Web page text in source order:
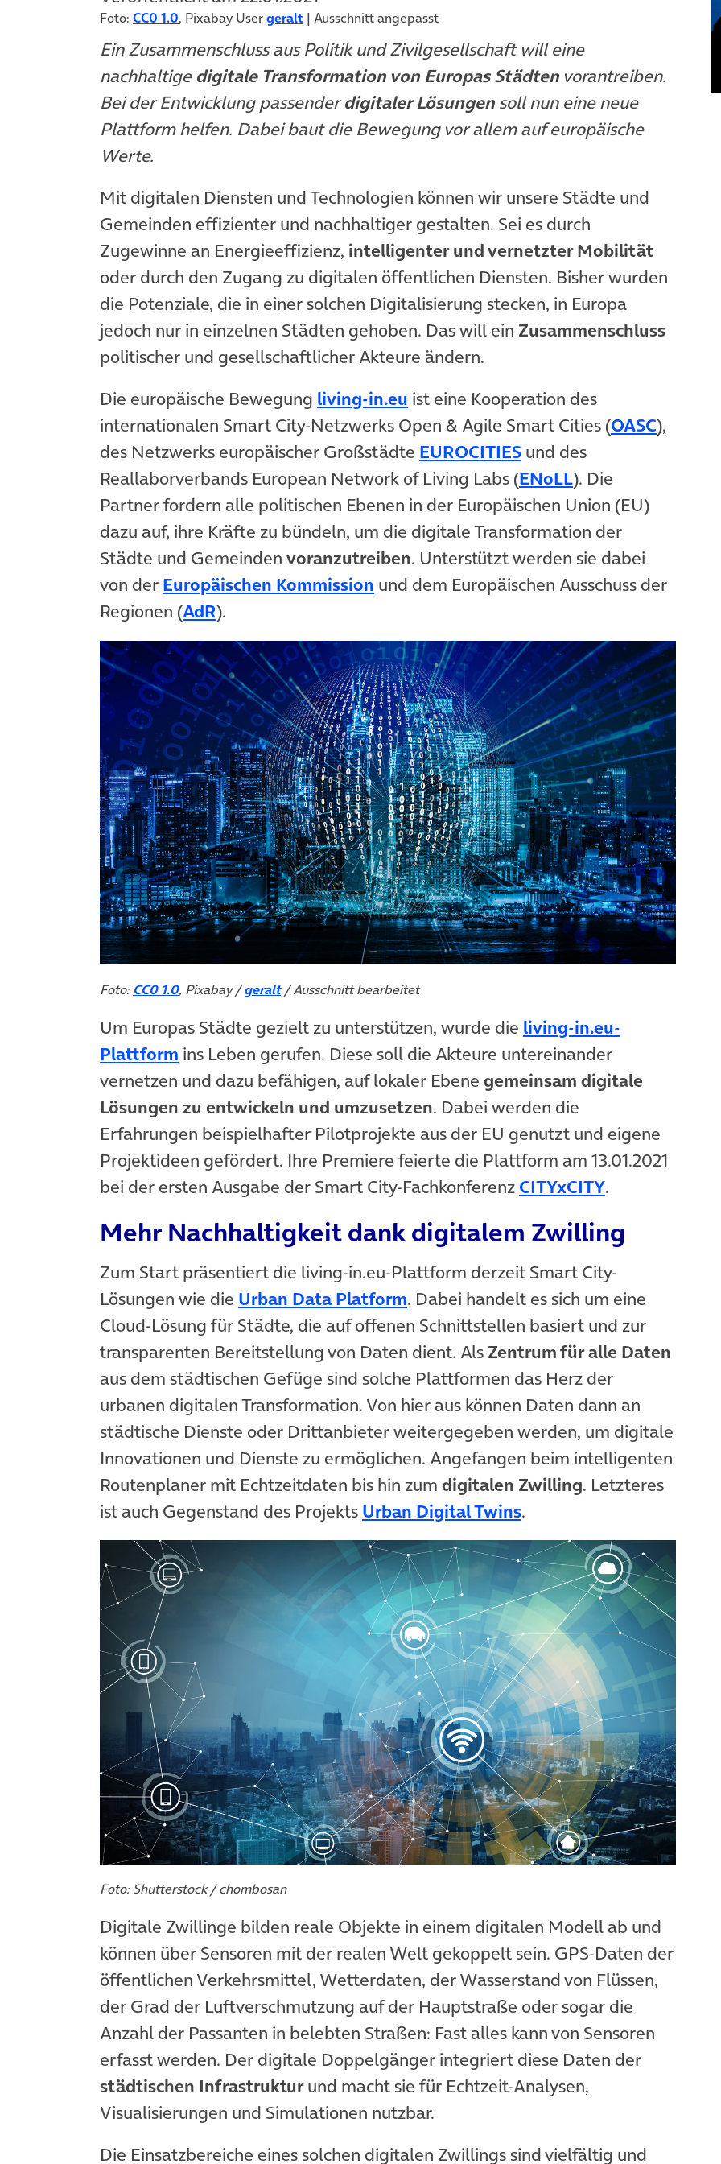
Foto: CC0 1.0, Pixabay Usergeralt | Ausschnitt angepasst
Ein Zusammenschluss aus Politik und Zivilgesellschaft will eine
nachhaltige digitale Transformation von Europas Städten vorantreiben.
Bei der Entwicklung passenderdigitaler Lösungen soll nun eine neue
Plattform helfen. Dabei baut die Bewegung vor allem auf europäische
Werte.
Mit digitalen Diensten und Technologien können wir unsere Städte und
Gemeinden effizienter und nachhaltiger gestalten. Sei es durch
Zugewinne an Energieeffizienz, intelligenter und vernetzter Mobilität
oder durch den Zugang zu digitalen öffentlichen Diensten. Bisher wurden
die Potenziale, die in einer solchen Digitalisierung stecken, in Europa
jedoch nur in einzelnen Städten gehoben. Das will ein Zusammenschluss
politischer und gesellschaftlicher Akteure ändern.
Die europäische Bewegung living-in.eu (öffnet in neuem Tab)
ist eine Kooperation des
internationalen Smart City-Netzwerks Open & Agile Smart Cities (OASC(öffnet
),
des Netzwerks europäischer Großstädte EUROCITIES(öffnet in neuem Tab)
und des
Reallaborverbands European Network of Living Labs (ENoLL(öffnet in neuem
). Die
Partner fordern alle politischen Ebenen in der Europäischen Union (EU)
dazu auf, ihre Kräfte zu bündeln, um die digitale Transformation der
Städte und Gemeinden voranzutreiben. Unterstützt werden sie dabei
von der Europäischen Kommission (öffnet in neuem Tab)
und dem Europäischen Ausschuss der
Regionen (AdR(öffnet in neuem Tab)
).
Foto: CC0 1.0, Pixabay /geralt/ Ausschnitt bearbeitet
Um Europas Städte gezielt zu unterstützen, wurde die living-in.eu-
Plattform (öffnet in neuem Tab)
ins Leben gerufen. Diese soll die Akteure untereinander
vernetzen und dazu befähigen, auf lokaler Ebene gemeinsam digitale
Lösungen zu entwickeln und umzusetzen. Dabei werden die
Erfahrungen beispielhafter Pilotprojekte aus der EU genutzt und eigene
Projektideen gefördert. Ihre Premiere feierte die Plattform am 13.01.2021
bei der ersten Ausgabe der Smart City-Fachkonferenz CITYxCITY(öffnet in
.
Mehr Nachhaltigkeit dank digitalem Zwilling
Zum Start präsentiert die living-in.eu-Plattform derzeit Smart City-
Lösungen wie die Urban Data Platform(öffnet in neuem Tab)
. Dabei handelt es sich um eine
Cloud-Lösung für Städte, die auf offenen Schnittstellen basiert und zur
transparenten Bereitstellung von Daten dient. Als Zentrum für alle Daten
aus dem städtischen Gefüge sind solche Plattformen das Herz der
urbanen digitalen Transformation. Von hier aus können Daten dann an
städtische Dienste oder Drittanbieter weitergegeben werden, um digitale
Innovationen und Dienste zu ermöglichen. Angefangen beim intelligenten
Routenplaner mit Echtzeitdaten bis hin zum digitalen Zwilling. Letzteres
ist auch Gegenstand des Projekts Urban Digital Twins(öffnet in neuem Tab)
.
Foto: Shutterstock / chombosan
Digitale Zwillinge bilden reale Objekte in einem digitalen Modell ab und
können über Sensoren mit der realen Welt gekoppelt sein. GPS-Daten der
öffentlichen Verkehrsmittel, Wetterdaten, der Wasserstand von Flüssen,
der Grad der Luftverschmutzung auf der Hauptstraße oder sogar die
Anzahl der Passanten in belebten Straßen: Fast alles kann von Sensoren
erfasst werden. Der digitale Doppelgänger integriert diese Daten der
städtischen Infrastrukturund macht sie für Echtzeit-Analysen,
Visualisierungen und Simulationen nutzbar.
Die Einsatzbereiche eines solchen digitalen Zwillings sind vielfältig und